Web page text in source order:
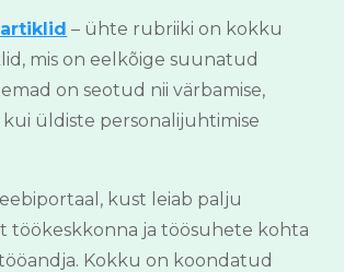
artiklid – ühte rubriiki on kokku
mis on eelkõige suunatud
on seotud nii värbamise,
üldiste personalijuhtimise
kust leiab palju
töökeskkonna ja töösuhete kohta
Kokku on koondatud